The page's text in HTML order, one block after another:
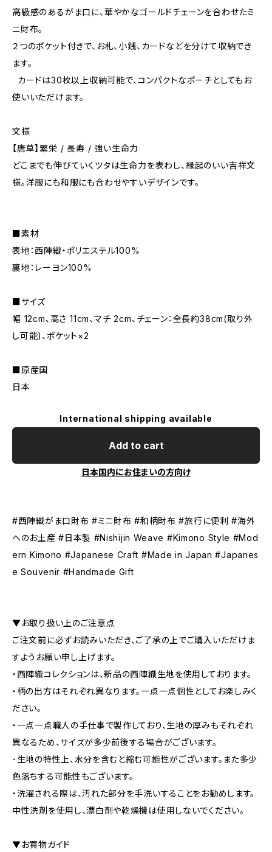
高級感のあるがま口に、華やかなゴールドチェーンを合わせたミ
ニ財布。
２つのポケット付きで、お札、小銭、カードなどを分けて収納でき
ます。
カードは30枚以上収納可能で、コンパクトなポーチとしてもお
使いいただけます。
文様
【唐草】繁栄 / ⻑寿 / 強い生命力
どこまでも伸びていくツタは生命力を表わし、縁起のいい吉祥文
様。洋服にも和服にも合わせやすいデザインです。
■素材
表地：西陣織・ポリエステル100%
裏地：レーヨン100%
■サイズ
幅 12cm、高さ 11cm、マチ 2cm、チェーン：全長約38cm(取り外
し可能)、ポケット×2
■原産国
日本
International shipping available
Add to cart
日本国内にお住まいの方向け
#西陣織がま口財布 #ミニ財布 #和柄財布 #旅行に便利 #海外
へのお土産 #日本製 #Nishijin Weave #Kimono Style #Mod
ern Kimono #Japanese Craft #Made in Japan #Japanes
e Souvenir #Handmade Gift
▼お取り扱い上のご注意点
ご注文前に必ずお読みいただき、ご了承の上でご購入いただけま
すようお願い申し上げます。
・西陣織コレクションは、新品の西陣織生地を使用しております。
・柄の出方はそれぞれ異なります。一点一点個性としてお楽しみく
ださい。
・​​​​​​一点一点職人の手仕事で製作しており、生地の厚みもそれぞれ
異なるため、サイズが多少前後する場合がございます。
･生地の特性上、水分を含むと縮む可能性がございます。また多少
色落ちする可能性もございます。
・洗濯される際は、汚れた部分を手洗いすることをお勧めします。
中性洗剤を使用し、漂白剤や乾燥機は使用しないでください。
▼お買物ガイド